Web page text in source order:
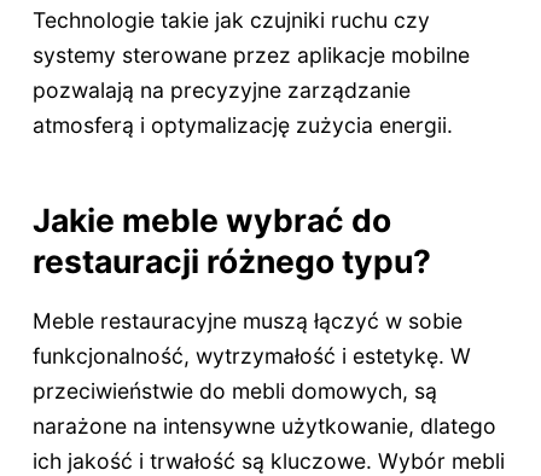
Technologie takie jak czujniki ruchu czy
systemy sterowane przez aplikacje mobilne
pozwalają na precyzyjne zarządzanie
atmosferą i optymalizację zużycia energii.
Jakie meble wybrać do
restauracji różnego typu?
Meble restauracyjne muszą łączyć w sobie
funkcjonalność, wytrzymałość i estetykę. W
przeciwieństwie do mebli domowych, są
narażone na intensywne użytkowanie, dlatego
ich jakość i trwałość są kluczowe. Wybór mebli